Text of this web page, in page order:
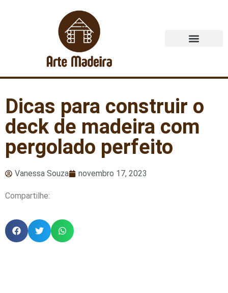
Dicas para construir o
deck de madeira com
pergolado perfeito
Vanessa Souza novembro 17, 2023
Compartilhe: